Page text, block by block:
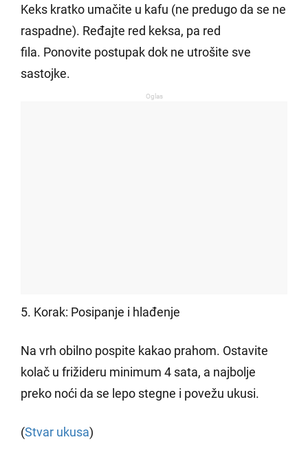
Keks kratko umačite u kafu (ne predugo da se ne
raspadne). Ređajte red keksa, pa red
fila. Ponovite postupak dok ne utrošite sve
sastojke.
Oglas
5. Korak: Posipanje i hlađenje
Na vrh obilno pospite kakao prahom. Ostavite
kolač u frižideru minimum 4 sata, a najbolje
preko noći da se lepo stegne i povežu ukusi.
(Stvar ukusa)